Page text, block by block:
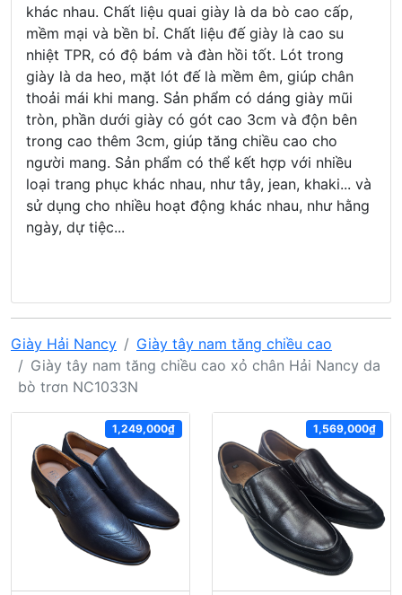
khác nhau. Chất liệu quai giày là da bò cao cấp,
mềm mại và bền bỉ. Chất liệu đế giày là cao su
nhiệt TPR, có độ bám và đàn hồi tốt. Lót trong
giày là da heo, mặt lót đế là mềm êm, giúp chân
thoải mái khi mang. Sản phẩm có dáng giày mũi
tròn, phần dưới giày có gót cao 3cm và độn bên
trong cao thêm 3cm, giúp tăng chiều cao cho
người mang. Sản phẩm có thể kết hợp với nhiều
loại trang phục khác nhau, như tây, jean, khaki... và
sử dụng cho nhiều hoạt động khác nhau, như hằng
ngày, dự tiệc...
Giày Hải Nancy
Giày tây nam tăng chiều cao
Giày tây nam tăng chiều cao xỏ chân Hải Nancy da
bò trơn NC1033N
1,249,000₫ 1,569,000₫